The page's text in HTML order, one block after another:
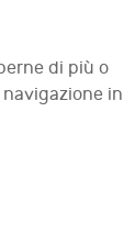
di più o
in